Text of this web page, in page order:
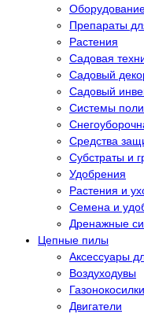
Препараты
Растения
Садовая
Садовый
Садовый
Системы
Средства
Субстраты и
Удобрения
Растения и
Семена и
Дренажные
Цепные пилы
Аксессуары
Воздуходувы
Газонокосилки
Двигатели